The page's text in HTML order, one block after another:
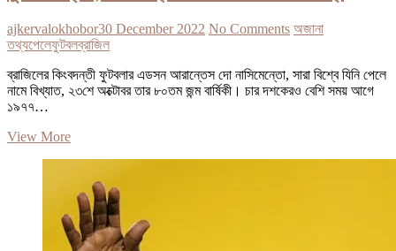
ajkervalokhobor30 December 2022 No Comments অজানা
তথ্যপেলেফুটবলব্রাজিল
ব্রাজিলের কিংবদন্তী ফুটবলার এডসন আরান্তেস দো নাসিমেন্তো, সারা বিশ্বে যিনি পেলে
নামে বিখ্যাত, ২৩শে অক্টোবর তার ৮০তম জন্ম বার্ষিকী। চার দশকেরও বেশি সময় আগে
১৯৭৭…
View Moreফুটবল
পেলের
১০টি
অজানা
তথ্য